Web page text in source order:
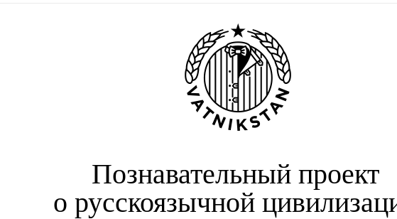
Познавательный проект
о русскоязычной